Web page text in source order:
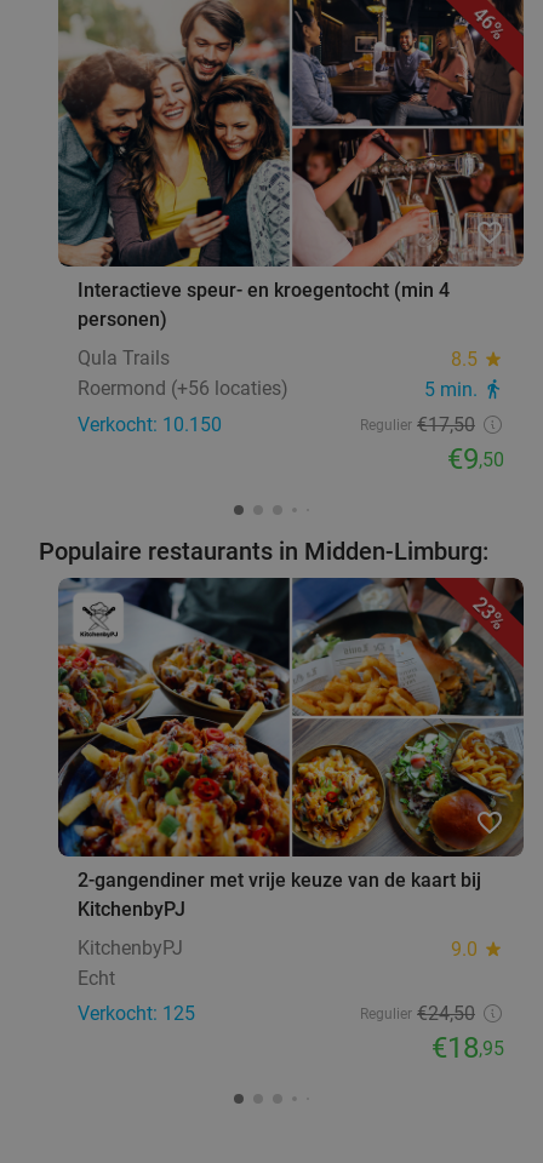
46%
favorite_border
Interactieve speur- en kroegentocht (min 4
personen)
Qula Trails
8.5 star
Roermond (+56 locaties) 5 min. directions_walk
Verkocht: 10.150 Regulier €17,50
€9,50
Populaire restaurants in Midden-Limburg:
23%
favorite_border
2-gangendiner met vrije keuze van de kaart bij
KitchenbyPJ
KitchenbyPJ
9.0 star
Echt
Verkocht: 125
Regulier €24,50
€18,95